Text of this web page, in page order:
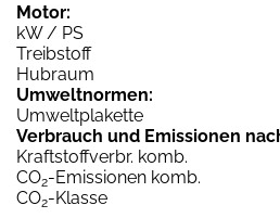
Motor:
kW / PS
Treibstoff
Hubraum
Umweltnormen:
Umweltplakette
Verbrauch und Emissionen
Kraftstoffverbr. komb.
CO2-Emissionen komb.
CO2-Klasse